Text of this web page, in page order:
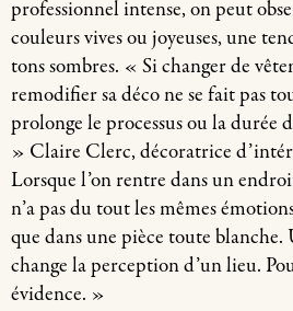
professionnel intense, on peut
couleurs vives ou joyeuses, une
tons sombres. « Si changer de
remodifier sa déco ne se fait pas
prolonge le processus ou la durée
» Claire Clerc, décoratrice
Lorsque l’on rentre dans un
n’a pas du tout les mêmes
que dans une pièce toute
change la perception d’un lieu.
évidence. »